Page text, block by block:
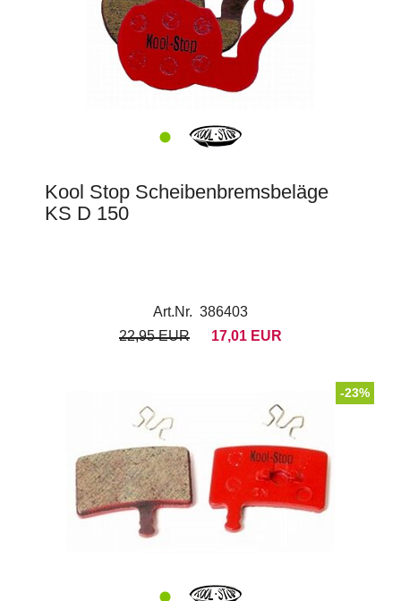
Kool Stop Scheibenbremsbeläge
KS D 150
Art.Nr. 386403
22,95 EUR
17,01 EUR
-23%